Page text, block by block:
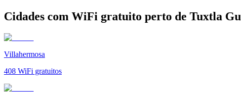
Cidades com WiFi gratuito perto de Tuxtla
Villahermosa
408 WiFi gratuitos